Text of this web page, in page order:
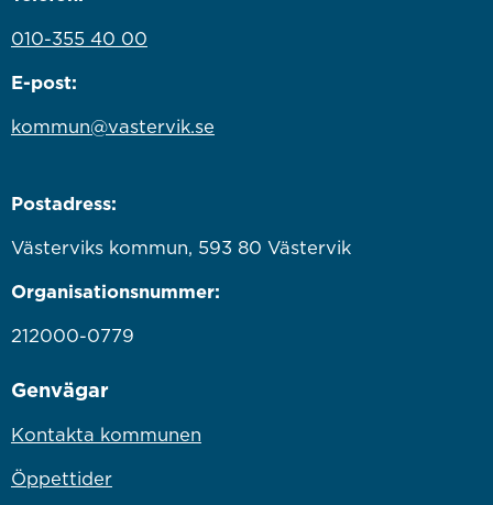
010-355 40 00
E-post:
kommun@vastervik.se
Postadress:
Västerviks kommun, 593 80 Västervik
Organisationsnummer:
212000-0779
Genvägar
Kontakta kommunen
Öppettider